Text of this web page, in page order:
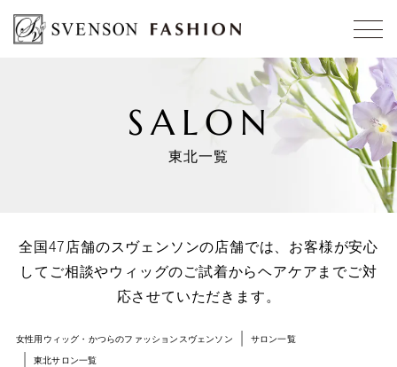
SALON
東北一覧
全国47店舗のスヴェンソンの店舗では、お客様が安心
してご相談やウィッグのご試着からヘアケアまでご対
応させていただきます。
女性用ウィッグ・かつらのファッションスヴェンソン
サロン一覧
東北サロン一覧